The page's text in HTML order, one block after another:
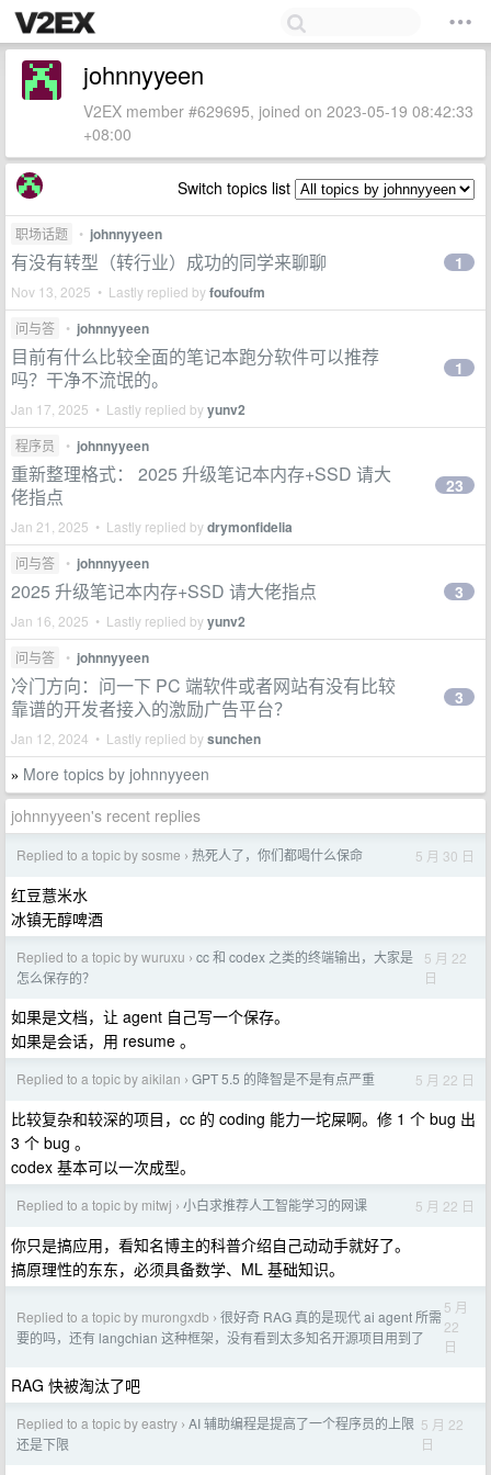
johnnyyeen
V2EX member #629695, joined on 2023-05-19 08:42:33
+08:00
Switch topics list
职场话题 • johnnyyeen
有没有转型（转行业）成功的同学来聊聊
Nov 13, 2025 • Lastly replied byfoufoufm
1
问与答 • johnnyyeen
目前有什么比较全面的笔记本跑分软件可以推荐
吗？干净不流氓的。
Jan 17, 2025 • Lastly replied byyunv2
1
程序员 • johnnyyeen
重新整理格式： 2025 升级笔记本内存+SSD 请大
佬指点
Jan 21, 2025 • Lastly replied bydrymonfidelia
23
问与答 • johnnyyeen
2025 升级笔记本内存+SSD 请大佬指点
Jan 16, 2025 • Lastly replied byyunv2
3
问与答 • johnnyyeen
冷门方向：问一下 PC 端软件或者网站有没有比较
靠谱的开发者接入的激励广告平台？
Jan 12, 2024 • Lastly replied bysunchen
3
» More topics by johnnyyeen
johnnyyeen's recent replies
Replied to a topic by sosme › 热死人了，你们都喝什么保命 5 月 30 日
红豆薏米水
冰镇无醇啤酒
Replied to a topic by wuruxu › cc 和 codex 之类的终端输出，大家是
怎么保存的？
5 月 22
日
如果是文档，让 agent 自己写一个保存。
如果是会话，用 resume 。
Replied to a topic by aikilan › GPT 5.5 的降智是不是有点严重 5 月 22 日
比较复杂和较深的项目，cc 的 coding 能力一坨屎啊。修 1 个 bug 出
3 个 bug 。
codex 基本可以一次成型。
Replied to a topic by mitwj › 小白求推荐人工智能学习的网课 5 月 22 日
你只是搞应用，看知名博主的科普介绍自己动动手就好了。
搞原理性的东东，必须具备数学、ML 基础知识。
Replied to a topic by murongxdb › 很好奇 RAG 真的是现代 ai agent 所需
要的吗，还有 langchian 这种框架，没有看到太多知名开源项目用到了
5 月
22
日
RAG 快被淘汰了吧
Replied to a topic by eastry › AI 辅助编程是提高了一个程序员的上限
还是下限
5 月 22
日